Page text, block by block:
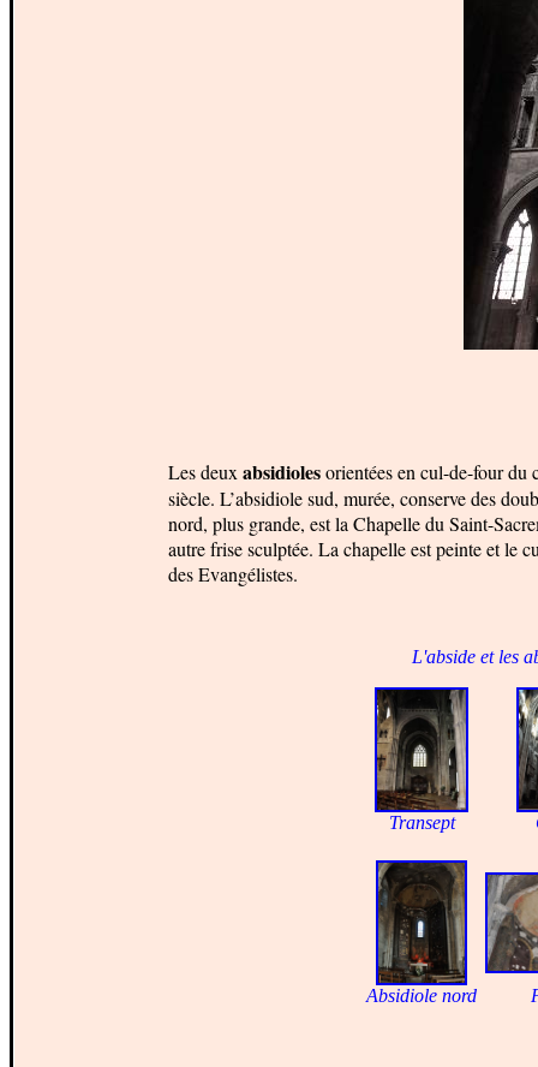
Les deux absidiolesorientées en cul-de-four du
siècle. L’absidiole sud, murée, conserve des
nord, plus grande, est la Chapelle du Saint-
autre frise sculptée. La chapelle est peinte et le
des Evangélistes.
L'abside et les
Transept
Absidiole nord